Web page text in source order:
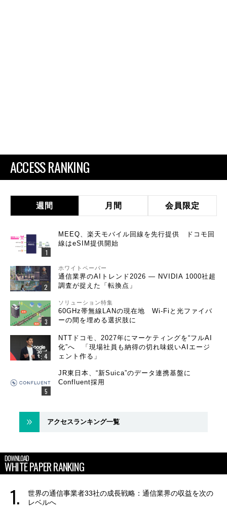
ACCESS RANKING
週間 月間 会員限定
MEEQ、楽天モバイル回線を先行提供 ドコモ回
線はeSIM提供開始
ホワイトペーパー
通信業界のAIトレンド2026 ― NVIDIA 1000社超
調査が捉えた「転換点」
ソリューション特集
60GHz帯無線LANの現在地 Wi-Fiと光ファイバ
ーの間を埋める選択肢に
NTTドコモ、2027年にマーケティングを“フルAI
化”へ 「現場社員も納得の切れ味鋭いAIエージ
ェント作る」
JR東日本、“新Suica”のデータ連携基盤に
Confluent採用
アクセスランキング一覧
DOWNLOAD
WHITE PAPER RANKING
世界の通信事業者33社の成長戦略：通信業界の収益を次の
レベルへ